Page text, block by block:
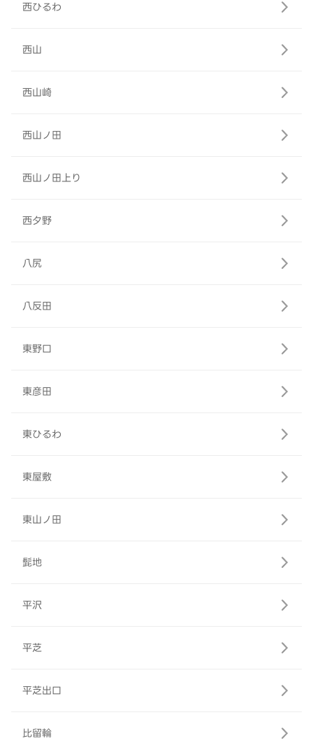
西ひるわ
西山
西山崎
西山ノ田
西山ノ田上り
西夕野
八尻
八反田
東野口
東彦田
東ひるわ
東屋敷
東山ノ田
髭地
平沢
平芝
平芝出口
比留輪